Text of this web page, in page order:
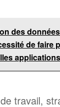
des
de faire
travail,